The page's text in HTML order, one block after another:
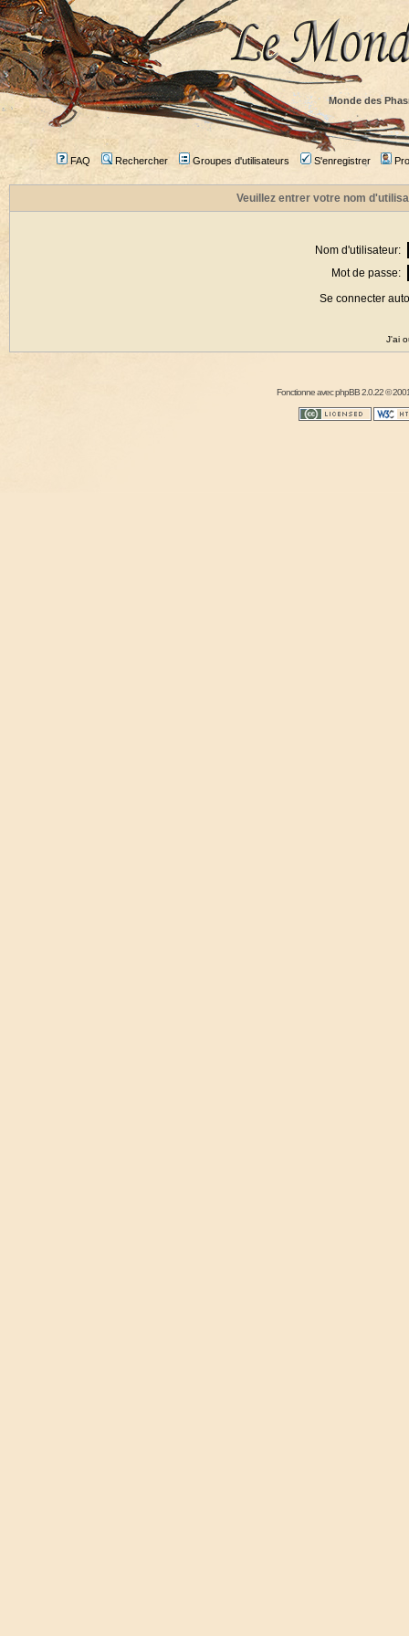
Monde des
FAQ Rechercher Groupes d'utilisateurs S'enregistrer
Veuillez entrer votre nom
Nom d'utilisateur:
Mot de passe:
Se connecter
J'ai
Fonctionne avecphpBB2.0.22 ©